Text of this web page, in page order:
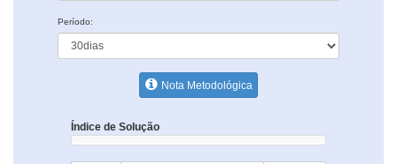
Período:
Nota Metodológica
Índice de Solução